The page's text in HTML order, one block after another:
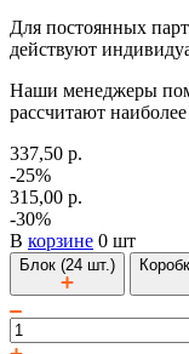
Для постоянных
действуют
Наши менеджеры
рассчитают
337,50 р.
-25%
315,00 р.
-30%
В корзине 0 шт
Блок (24 шт.)